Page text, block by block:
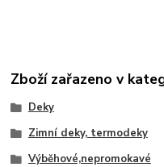
Zboží zařazeno v
Deky
Zimní deky, termodeky
Výběhové,nepromokavé